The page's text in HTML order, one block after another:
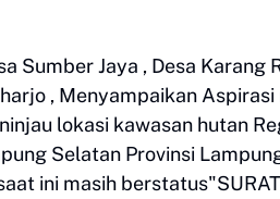
Sumber Jaya , Desa Karang
, Menyampaikan
lokasi kawasan hutan
Selatan Provinsi
ini masih